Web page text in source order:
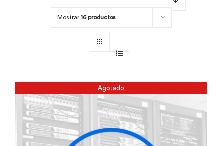
Mostrar 16 productos
Agotado